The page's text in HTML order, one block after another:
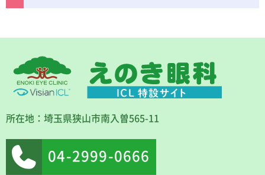
所在地：埼玉県狭山市南入曽565-11
04-2999-0666